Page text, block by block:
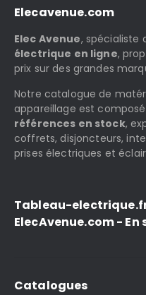
Elecavenue.com
Elec Avenue, spécialiste
électrique en ligne,
prix sur des grandes
Notre catalogue de
appareillage est
références en stock,
coffrets, disjoncteurs,
prises électriques et
Tableau-
ElecAvenue.com - En
Catalogues